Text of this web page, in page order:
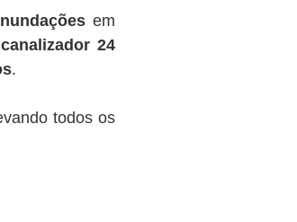
em
24
.
todos os